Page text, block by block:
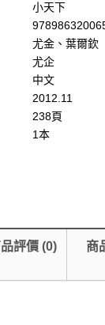
小天下
尤金、葉爾欽
尤企
中文
2012.11
238頁
1本
評價 (0) 商